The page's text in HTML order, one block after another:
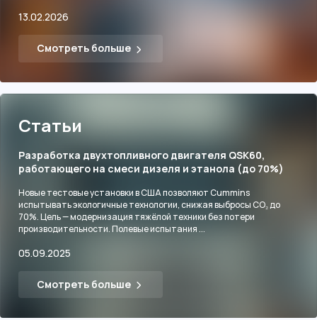
13.02.2026
Смотреть больше
Статьи
Разработка двухтопливного двигателя QSK60,
работающего на смеси дизеля и этанола (до 70%)
Новые тестовые установки в США позволяют Cummins
испытывать экологичные технологии, снижая выбросы CO₂ до
70%. Цель — модернизация тяжёлой техники без потери
производительности. Полевые испытания ...
05.09.2025
Смотреть больше